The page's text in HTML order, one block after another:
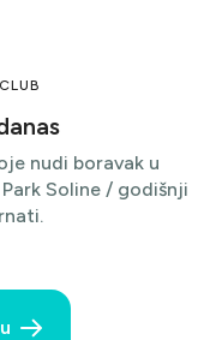
nudi boravak u
Soline / godišnji